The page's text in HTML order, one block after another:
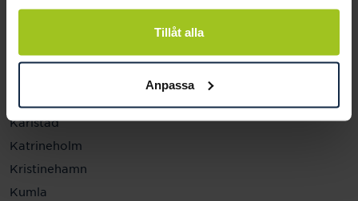
Tillåt alla
Anpassa
Helsingborg
Jönköping
Karlstad
Katrineholm
Kristinehamn
Kumla